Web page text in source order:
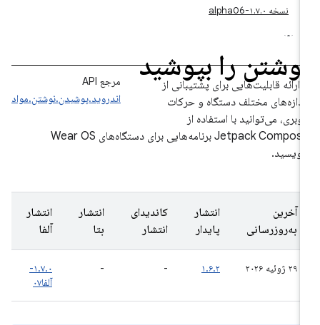
نسخه ۱.۷.۰-alpha06
را بپوشید
مرجع API
اندروید.پوشیدن.نوشتن.مواد
ارائه قابلیت‌هایی برای پشتیبانی از
مختلف دستگاه و حرکات
می‌توانید با استفاده از
Jetpack Compose برنامه‌هایی برای دستگاه‌های Wear OS
آخرین
به‌روزرسانی
انتشار
پایدار
کاندیدای
انتشار
انتشار
انتشار
۱.۶.۲
۱.۷.۰-